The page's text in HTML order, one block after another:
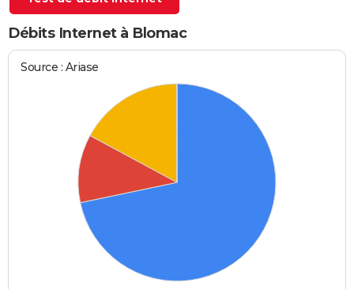
Bricolage
Lifestyle
Culture
Sport
Auto
Television
Voyage
Cinema
Débits Internet à Blomac
Source : Ariase